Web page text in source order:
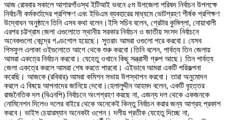
আজ রোববার সকালে আগারগাঁওস্থ ইটিআই ভবনে ৫ম উপজেলা পরিষদ নির্বাচন উপলক্ষে
নির্বাচনী কর্মকর্তাদের প্রশিক্ষণ এবং ইভিএম ব্যবহারের মাধ্যমে ভোটগ্রহণ শীর্ষক প্রশিক্ষণ
উদ্বোধন অনুষ্ঠানে তিনি এসব কথা বলেন।ইসি সচিব বলেন, গ্রেটার কুমিল্লা, নোয়াখালী
এরপর চট্টগ্রাম জেলা এগুলোতে স্থানীয় সরকার নির্বাচন ও জাতীয় সংসদ নির্বাচনে
অনেকগুলো কেন্দ্রে গণ্ডগোল হয়েছে। সুতরাং আমরা ওগুলো পরে করবো। যেসব
পিসফুল এলাকা ওইগুলোতে আগে থেকে শুরু করবো।তিনি বলেন, পার্বত্য তিন জেলায়
আমরা একত্রে নির্বাচন করবো। যেহেতু ওখানে কিছু সন্ত্রাসী গ্রুপ আছে। তিন পার্বত্য
জেলা একত্রে করলে আমরা শেষ করতে পারবো। এইভাবে আমরা একটি পরিকল্পনা
করেছি। আজকে (রবিবার) আমরা কমিশন সভায় উপস্থাপন করবো। তারা অনুমোদন
করলে এ বিষয়ে আপনাদের জানিয়ে দেবো।হেলালুদ্দীন আহমদ বলেন, একটি বৃহত্তর
রাজনৈতিক দল (বিএনপি) নির্বাচনে অংশগ্রহণ করছে না, এজন্য দল থেকে একজনকে
নোমিনেশন দিলেও দলের বাইরে থেকে অনেকেই কিন্তু নির্বাচন করার জন্য আগ্রহ প্রকাশ
করবে। ভাইস চেয়ারম্যান অনেকটা ওপেন। দলীয় প্রতীক যেহেতু দিচ্ছে না,